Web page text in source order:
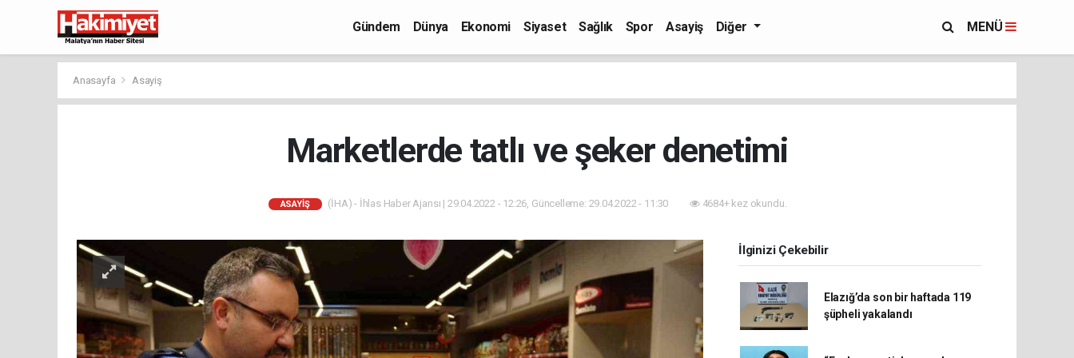
Gündem Dünya Ekonomi Siyaset Sağlık Spor Asayiş Diğer MENÜ
Anasayfa Asayiş
Marketlerde tatlı ve şeker denetimi
ASAYIŞ (İHA) - İhlas Haber Ajansı | 29.04.2022 - 12:26, Güncelleme: 29.04.2022 - 11:30 4684+ kez okundu.
İlginizi Çekebilir
Elazığ’da son bir haftada 119
şüpheli yakalandı